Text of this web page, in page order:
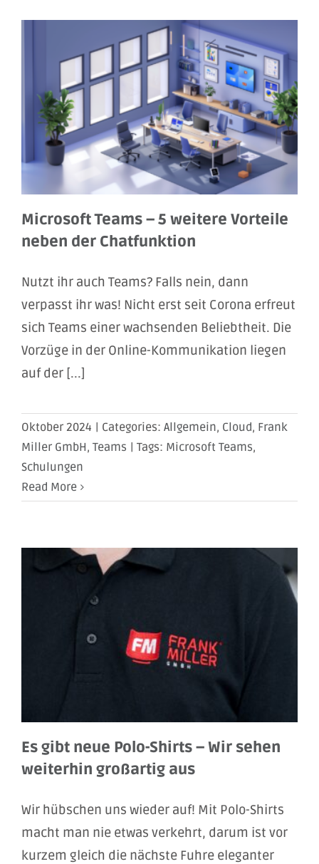
Microsoft Teams – 5 weitere Vorteile
neben der Chatfunktion
Nutzt ihr auch Teams? Falls nein, dann
verpasst ihr was! Nicht erst seit Corona erfreut
sich Teams einer wachsenden Beliebtheit. Die
Vorzüge in der Online-Kommunikation liegen
auf der [...]
Oktober 2024 | Categories: Allgemein, Cloud, Frank
Miller GmbH, Teams | Tags: Microsoft Teams,
Schulungen
Read More
Es gibt neue Polo-Shirts – Wir sehen
weiterhin großartig aus
Wir hübschen uns wieder auf! Mit Polo-Shirts
macht man nie etwas verkehrt, darum ist vor
kurzem gleich die nächste Fuhre eleganter